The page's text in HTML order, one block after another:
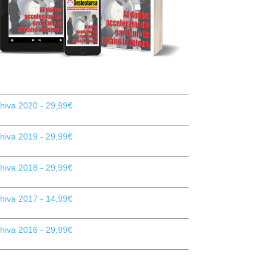
2020 - 29,99€
2019 - 29,99€
2018 - 29,99€
2017 - 14,99€
2016 - 29,99€